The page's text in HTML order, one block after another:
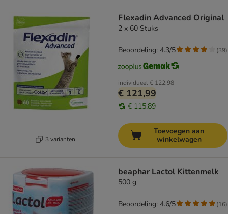
3 varianten
Flexadin Advanced Original
2 x 60 Stuks
individueel€ 122,98
€ 121,99
€ 115,89
Beoordeling: 4.3/5 (39)
Toevoegen aan
winkelwagen
beaphar Lactol Kittenmelk
500 g
Beoordeling: 4.6/5 (16)